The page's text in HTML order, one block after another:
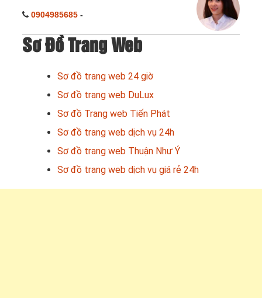
0904985685 -
Sơ Đồ Trang Web
Sơ đồ trang web 24 giờ
Sơ đồ trang web DuLux
Sơ đồ Trang web Tiến Phát
Sơ đồ trang web dịch vụ 24h
Sơ đồ trang web Thuận Như Ý
Sơ đồ trang web dịch vụ giá rẻ 24h